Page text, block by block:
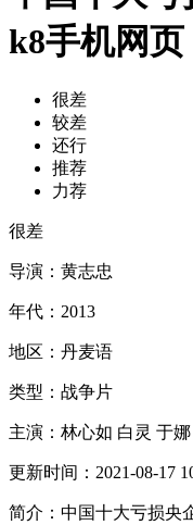
k8手机网页
很差
较差
还行
推荐
力荐
很差
导演： 黄志忠
年代： 2013
地区： 丹麦语
类型： 战争片
主演： 林心如 白灵 于娜
更新时间： 2021-08-17
简介： 中国十大亏损央